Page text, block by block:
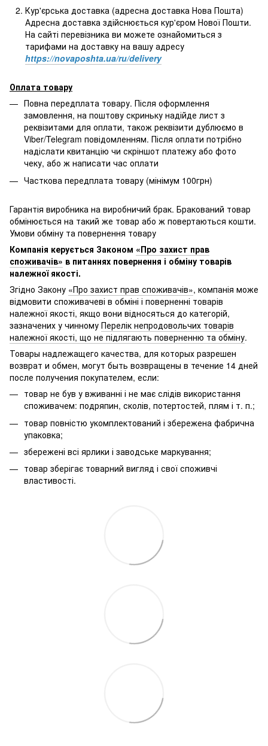
Кур'єрська доставка (адресна доставка Нова Пошта)
Адресна доставка здійснюється кур'єром Нової Пошти.
На сайті перевізника ви можете ознайомиться з
тарифами на доставку на вашу адресу
https://novaposhta.ua/ru/delivery
Оплата товару
Повна передплата товару. Після оформлення
замовлення, на поштову скриньку надійде лист з
реквізитами для оплати, також реквізити дублюємо в
Viber/Telegram повідомленням. Після оплати потрібно
надіслати квитанцію чи скріншот платежу або фото
чеку, або ж написати час оплати
Часткова передплата товару (мінімум 100грн)
Гарантія виробника на виробничий брак. Бракований товар
обмінюється на такий же товар або ж повертаються кошти.
Умови обміну та повернення товару
Компанія керується Законом «Про захист прав
споживачів» в питаннях повернення і обміну товарів
належної якості.
Згідно Закону «Про захист прав споживачів», компанія може
відмовити споживачеві в обміні і поверненні товарів
належної якості, якщо вони відносяться до категорій,
зазначених у чинному Перелік непродовольчих товарів
належної якості, що не підлягають поверненню та обміну.
Товары надлежащего качества, для которых разрешен
возврат и обмен, могут быть возвращены в течение 14 дней
после получения покупателем, если:
товар не був у вживанні і не має слідів використання
споживачем: подряпин, сколів, потертостей, плям і т. п.;
товар повністю укомплектований і збережена фабрична
упаковка;
збережені всі ярлики і заводське маркування;
товар зберігає товарний вигляд і свої споживчі
властивості.